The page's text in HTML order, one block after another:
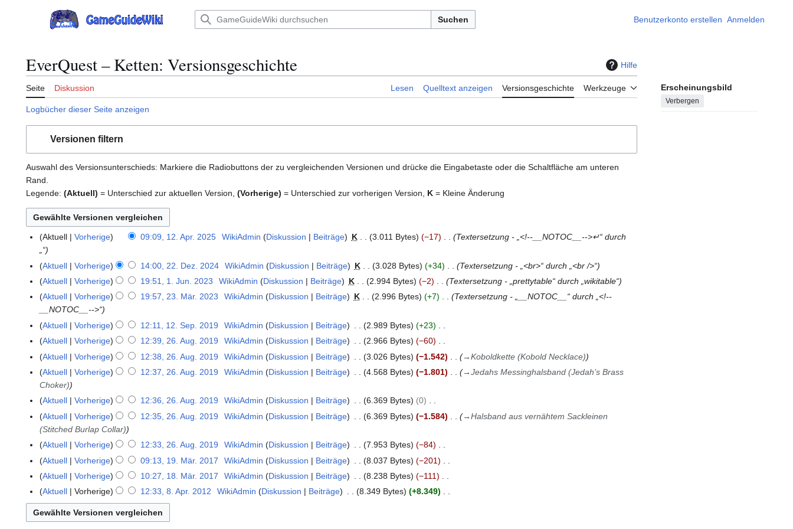
Hauptmenü Suchen Benutzerkonto erstellen Anmelden
EverQuest – Ketten: Versionsgeschichte Hilfe
Seite Diskussion Lesen Quelltext anzeigen Versionsgeschichte Werkzeuge Erscheinungsbild
Verbergen
Logbücher dieser Seite anzeigen
Versionen filtern
Auswahl des Versionsunterschieds: Markiere die Radiobuttons der zu vergleichenden Versionen und drücke die Eingabetaste oder die Schaltfläche am unteren
Rand.
Legende: (Aktuell) = Unterschied zur aktuellen Version, (Vorherige) = Unterschied zur vorherigen Version, K = Kleine Änderung
1
2
0
Aktuell Vorherige 09:09, 12. Apr. 2025 WikiAdmin Diskussion Beiträge K 3.011 Bytes −17
Textersetzung - „<!--__NOTOC__-->↵“ durch
„“
2
2
e
m
b
4
Aktuell Vorherige 14:00, 22. Dez. 2024 WikiAdmin Diskussion Beiträge K 3.028 Bytes +34
Textersetzung - „<br>“ durch „<br />“
1
2
0
3
Aktuell Vorherige 19:51, 1. Jun. 2023 WikiAdmin Diskussion Beiträge K 2.994 Bytes −2
Textersetzung - „prettytable“ durch „wikitable“
2
0
2
Aktuell Vorherige 19:57, 23. Mär. 2023 WikiAdmin Diskussion Beiträge K 2.996 Bytes +7
Textersetzung - „__NOTOC__“ durch „<!--
__NOTOC__-->“
1
2
e
b
0
9
Aktuell Vorherige 12:11, 12. Sep. 2019 WikiAdmin Diskussion Beiträge 2.989 Bytes
+23
K
i
n
e
B
e
a
r
e
i
t
u
n
2
6
u
2
Aktuell Vorherige 12:39, 26. Aug. 2019 WikiAdmin Diskussion Beiträge 2.966 Bytes
−60
K
i
e
B
e
a
r
e
i
u
Aktuell Vorherige 12:38, 26. Aug. 2019 WikiAdmin Diskussion Beiträge 3.026 Bytes −1.542 →Koboldkette (Kobold Necklace)
Aktuell
Vorherige 12:37, 26. Aug. 2019 WikiAdmin Diskussion Beiträge 4.568 Bytes −1.801 →Jedahs Messinghalsband (Jedah’s Brass
Choker)
Aktuell
Vorherige 12:36, 26. Aug. 2019 WikiAdmin Diskussion Beiträge 6.369 Bytes
0
K
e
n
e
B
e
a
r
Aktuell Vorherige 12:35, 26. Aug. 2019 WikiAdmin Diskussion Beiträge 6.369 Bytes −1.584 →Halsband aus vernähtem Sackleinen
(Stitched Burlap Collar)
Aktuell
Vorherige 12:33, 26. Aug. 2019 WikiAdmin Diskussion Beiträge 7.953 Bytes
−84
K
i
n
B
1
9
Aktuell Vorherige 09:13, 19. Mär. 2017 WikiAdmin Diskussion Beiträge 8.037 Bytes
−201
K
i
n
e
1
8
.
Aktuell Vorherige 10:27, 18. Mär. 2017 WikiAdmin Diskussion Beiträge 8.238 Bytes
−111
K
e
i
8
.
Aktuell Vorherige 12:33, 8. Apr. 2012 WikiAdmin Diskussion Beiträge 8.349 Bytes
+8.349
K
e